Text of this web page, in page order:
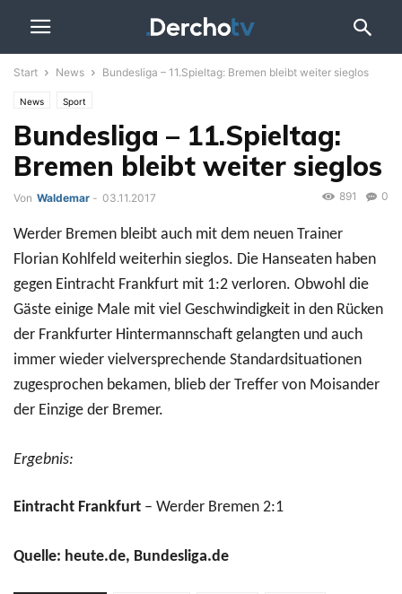
Start News Bundesliga – 11.Spieltag: Bremen bleibt weiter sieglos
News Sport
Bundesliga – 11.Spieltag:
Bremen bleibt weiter sieglos
Von Waldemar - 03.11.2017 0
891
Werder Bremen bleibt auch mit dem neuen Trainer
Florian Kohlfeld weiterhin sieglos. Die Hanseaten haben
gegen Eintracht Frankfurt mit 1:2 verloren. Obwohl die
Gäste einige Male mit viel Geschwindigkeit in den Rücken
der Frankfurter Hintermannschaft gelangten und auch
immer wieder vielversprechende Standardsituationen
zugesprochen bekamen, blieb der Treffer von Moisander
der Einzige der Bremer.
Ergebnis:
Eintracht Frankfurt – Werder Bremen 2:1
Quelle: heute.de, Bundesliga.de